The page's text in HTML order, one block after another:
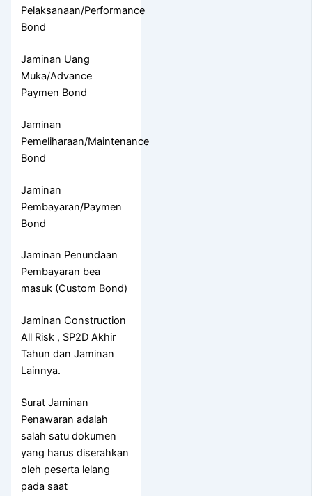
Pelaksanaan/Performance
Bond
Jaminan Uang
Muka/Advance
Paymen Bond
Jaminan
Pemeliharaan/Maintenance
Bond
Jaminan
Pembayaran/Paymen
Bond
Jaminan Penundaan
Pembayaran bea
masuk (Custom Bond)
Jaminan Construction
All Risk , SP2D Akhir
Tahun dan Jaminan
Lainnya.
Surat Jaminan
Penawaran adalah
salah satu dokumen
yang harus diserahkan
oleh peserta lelang
pada saat